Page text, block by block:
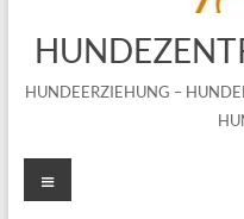
HUNDEERZIEHUNG –
Menü